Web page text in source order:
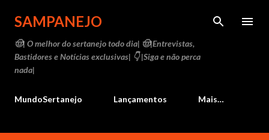
Pular para o conteúdo principal
SAMPANEJO
🤠| O melhor do sertanejo todo dia| 🤠|Entrevistas,
Bastidores e Notícias exclusivas| 👇 |Siga e não perca
nada|
MundoSertanejo Lançamentos Mais…